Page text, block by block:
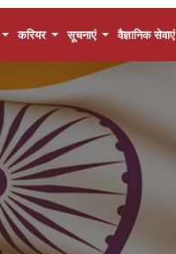
करियर सूचनाएं वैज्ञानिक सेवाएं